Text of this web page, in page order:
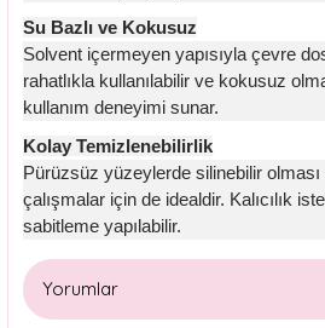
Su Bazlı ve Kokusuz
Solvent içermeyen yapısıyla çevre
rahatlıkla kullanılabilir ve kokusuz
kullanım deneyimi sunar.
Kolay Temizlenebilirlik
Pürüzsüz yüzeylerde silinebilir
çalışmalar için de idealdir. Kalıcılık
sabitleme yapılabilir.
Yorumlar